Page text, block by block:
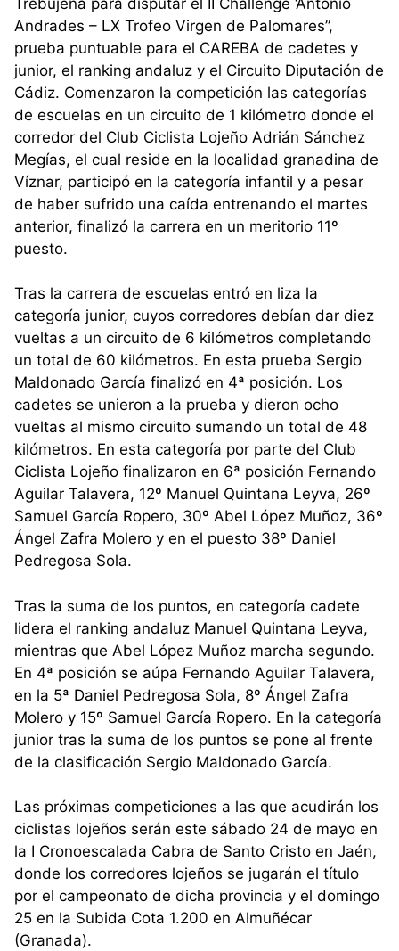
Andrades – LX Trofeo Virgen de Palomares”,
prueba puntuable para el CAREBA de cadetes y
junior, el ranking andaluz y el Circuito Diputación de
Cádiz. Comenzaron la competición las categorías
de escuelas en un circuito de 1 kilómetro donde el
corredor del Club Ciclista Lojeño Adrián Sánchez
Megías, el cual reside en la localidad granadina de
Víznar, participó en la categoría infantil y a pesar
de haber sufrido una caída entrenando el martes
anterior, finalizó la carrera en un meritorio 11º
puesto.
Tras la carrera de escuelas entró en liza la
categoría junior, cuyos corredores debían dar diez
vueltas a un circuito de 6 kilómetros completando
un total de 60 kilómetros. En esta prueba Sergio
Maldonado García finalizó en 4ª posición. Los
cadetes se unieron a la prueba y dieron ocho
vueltas al mismo circuito sumando un total de 48
kilómetros. En esta categoría por parte del Club
Ciclista Lojeño finalizaron en 6ª posición Fernando
Aguilar Talavera, 12º Manuel Quintana Leyva, 26º
Samuel García Ropero, 30º Abel López Muñoz, 36º
Ángel Zafra Molero y en el puesto 38º Daniel
Pedregosa Sola.
Tras la suma de los puntos, en categoría cadete
lidera el ranking andaluz Manuel Quintana Leyva,
mientras que Abel López Muñoz marcha segundo.
En 4ª posición se aúpa Fernando Aguilar Talavera,
en la 5ª Daniel Pedregosa Sola, 8º Ángel Zafra
Molero y 15º Samuel García Ropero. En la categoría
junior tras la suma de los puntos se pone al frente
de la clasificación Sergio Maldonado García.
Las próximas competiciones a las que acudirán los
ciclistas lojeños serán este sábado 24 de mayo en
la I Cronoescalada Cabra de Santo Cristo en Jaén,
donde los corredores lojeños se jugarán el título
por el campeonato de dicha provincia y el domingo
25 en la Subida Cota 1.200 en Almuñécar
(Granada).